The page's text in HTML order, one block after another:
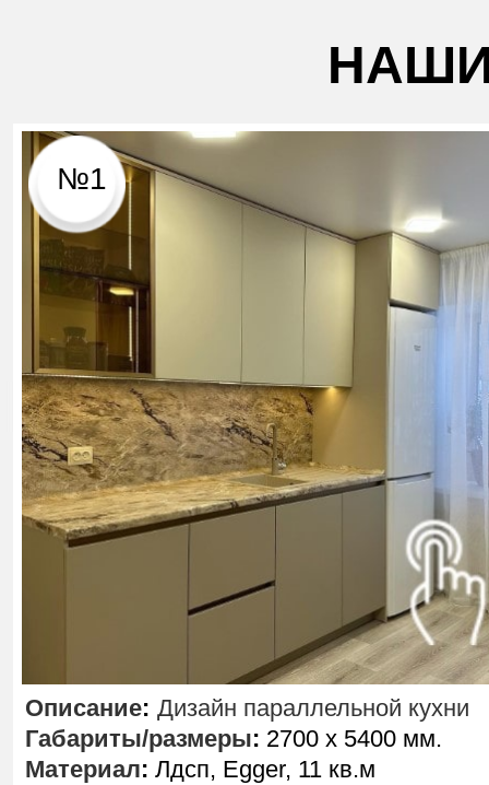
Описание:
Габариты/размеры: 2700 х 5400 мм.
Материал: Лдсп, Egger, 11 кв.м
№1
Дизайн параллельной кухни